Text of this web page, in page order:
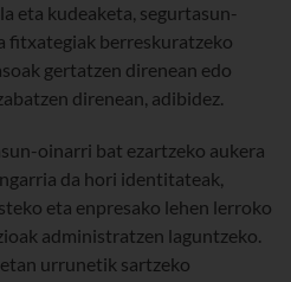
eta kudeaketa, segurtasun-
fitxategiak berreskuratzeko
gertatzen direnean edo
direnean, adibidez.
oinarri bat ezartzeko aukera
da hori identitateak,
eta enpresako lehen lerroko
administratzen laguntzeko.
urrunetik sartzeko